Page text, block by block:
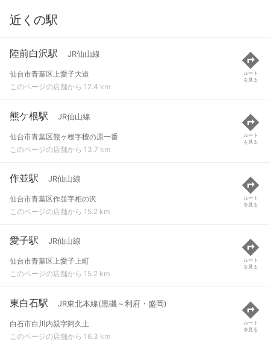
近くの駅
陸前白沢駅 JR仙山線
仙台市青葉区上愛子大道
このページの店舗から 12.4 km
ルート
を見る
熊ケ根駅 JR仙山線
仙台市青葉区熊ヶ根字檀の原一番
このページの店舗から 13.7 km
ルート
を見る
作並駅 JR仙山線
仙台市青葉区作並字相の沢
このページの店舗から 15.2 km
ルート
を見る
愛子駅 JR仙山線
仙台市青葉区上愛子上町
このページの店舗から 15.2 km
ルート
を見る
東白石駅 JR東北本線(黒磯～利府・盛岡)
白石市白川内親字阿久土
このページの店舗から 16.3 km
ルート
を見る